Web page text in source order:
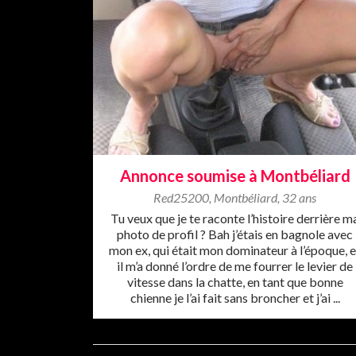
Annonce soumise à Montbéliard
Red25200, Montbéliard, 32 ans
Tu veux que je te raconte l’histoire derrière
photo de profil ? Bah j’étais en bagnole avec
mon ex, qui était mon dominateur à l’époque,
il m’a donné l’ordre de me fourrer le levier de
vitesse dans la chatte, en tant que bonne
chienne je l’ai fait sans broncher et j’ai ...